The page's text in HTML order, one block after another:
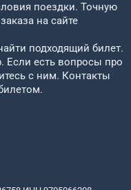
поездки. Точную
на сайте
подходящий билет.
Если есть вопросы про
с ним. Контакты